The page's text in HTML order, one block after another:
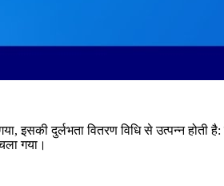
इसकी दुर्लभता वितरण विधि से उत्पन्न
गया।